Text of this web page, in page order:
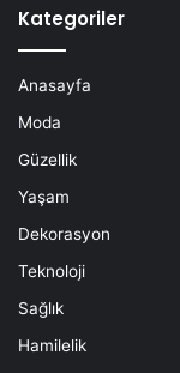
Kategoriler
Anasayfa
Moda
Güzellik
Yaşam
Dekorasyon
Teknoloji
Sağlık
Hamilelik